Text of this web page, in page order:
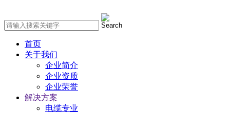
首页
关于我们
企业简介
企业资质
企业荣誉
解决方案
电缆专业